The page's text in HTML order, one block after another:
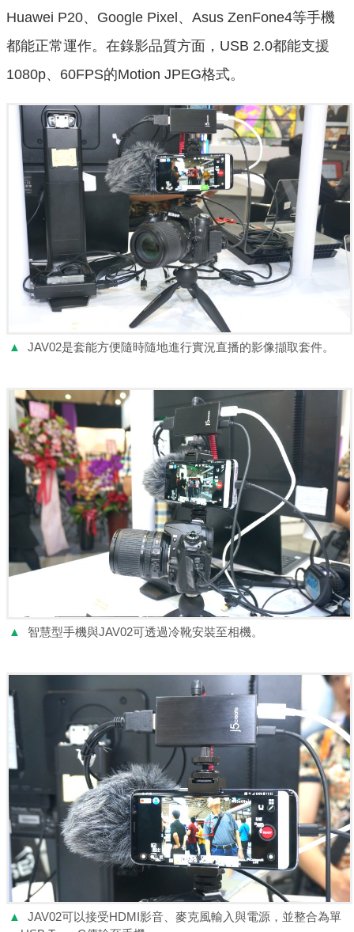
Huawei P20、Google Pixel、Asus ZenFone4等手機
都能正常運作。在錄影品質方面，USB 2.0都能支援
1080p、60FPS的Motion JPEG格式。
▲ JAV02是套能方便隨時隨地進行實況直播的影像擷取套件。
▲ 智慧型手機與JAV02可透過冷靴安裝至相機。
▲
JAV02可以接受HDMI影音、麥克風輸入與電源，並整合為單